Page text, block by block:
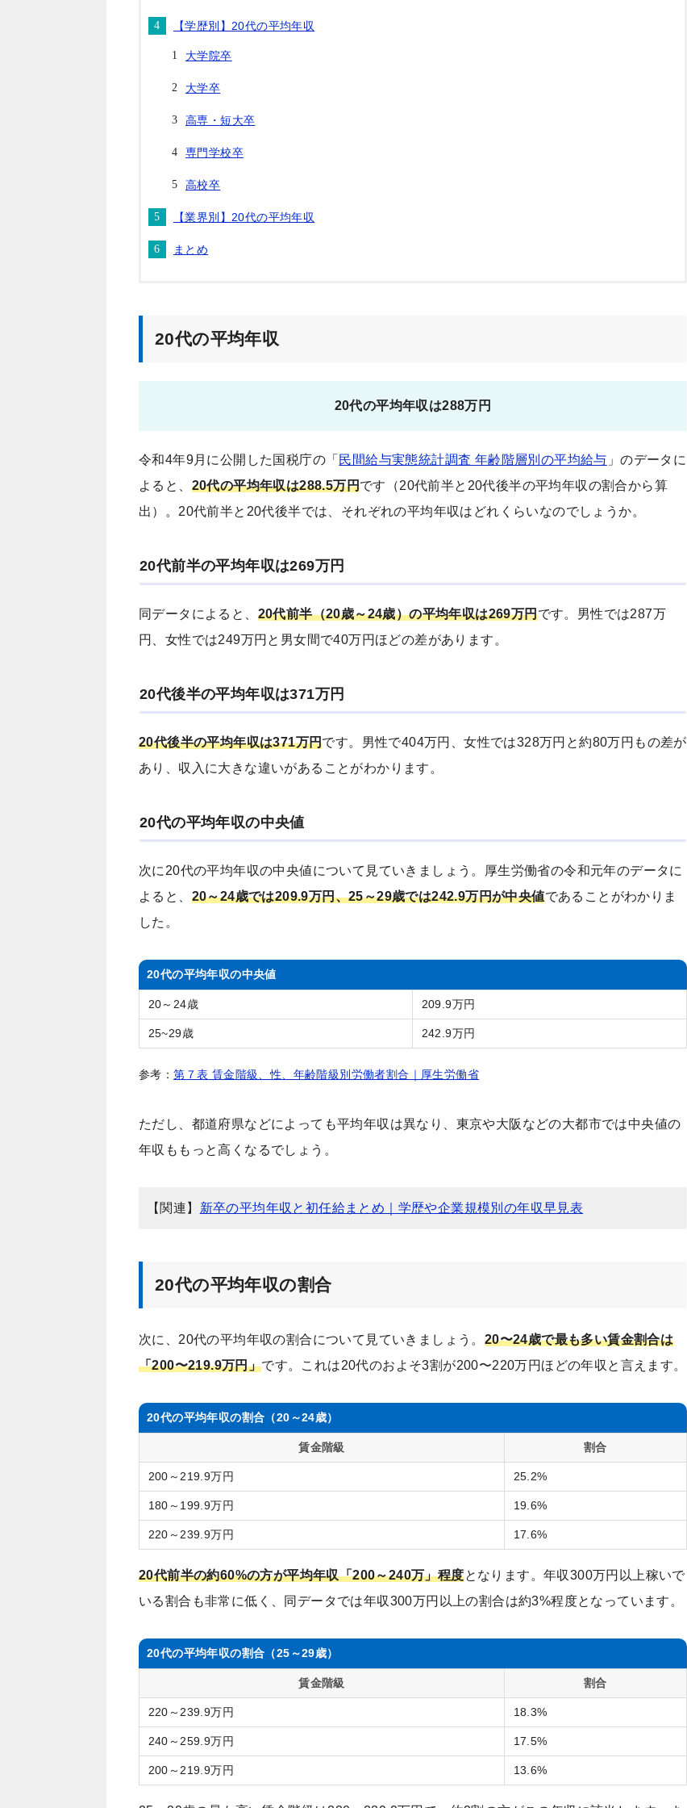
【学歴別】20代の平均年収
大学院卒
大学卒
高専・短大卒
専門学校卒
高校卒
【業界別】20代の平均年収
まとめ
20代の平均年収
20代の平均年収は288万円
令和4年9月に公開した国税庁の「 民間給与実態統計調査 年齢階層別の平均給与 」のデータに
よると、 20代の平均年収は288.5万円です（20代前半と20代後半の平均年収の割合から算
出）。20代前半と20代後半では、それぞれの平均年収はどれくらいなのでしょうか。
20代前半の平均年収は269万円
同データによると、 20代前半（20歳～24歳）の平均年収は269万円です。男性では287万
円、女性では249万円と男女間で40万円ほどの差があります。
20代後半の平均年収は371万円
20代後半の平均年収は371万円です。男性で404万円、女性では328万円と約80万円もの差が
あり、収入に大きな違いがあることがわかります。
20代の平均年収の中央値
次に20代の平均年収の中央値について見ていきましょう。厚生労働省の令和元年のデータに
よると、 20～24歳では209.9万円、25～29歳では242.9万円が中央値であることがわかりま
した。
20代の平均年収の中央値
20～24歳 209.9万円
25~29歳 242.9万円
参考：第７表 賃金階級、性、年齢階級別労働者割合｜厚生労働省
ただし、都道府県などによっても平均年収は異なり、東京や大阪などの大都市では中央値の
年収ももっと高くなるでしょう。
【関連】 新卒の平均年収と初任給まとめ｜学歴や企業規模別の年収早見表
20代の平均年収の割合
次に、20代の平均年収の割合について見ていきましょう。 20〜24歳で最も多い賃金割合は
「200〜219.9万円」です。これは20代のおよそ3割が200〜220万円ほどの年収と言えます。
20代の平均年収の割合（20～24歳）
賃金階級 割合
200～219.9万円 25.2%
180～199.9万円 19.6%
220～239.9万円 17.6%
20代前半の約60%の方が平均年収「200～240万」程度となります。年収300万円以上稼いで
いる割合も非常に低く、同データでは年収300万円以上の割合は約3%程度となっています。
20代の平均年収の割合（25～29歳）
賃金階級 割合
220～239.9万円 18.3%
240～259.9万円 17.5%
200～219.9万円 13.6%